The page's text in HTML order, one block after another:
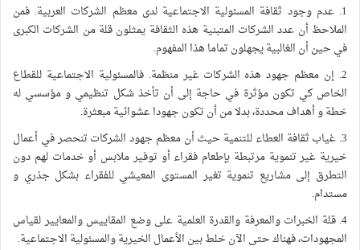
1. عدم وجود ثقافة المسئولية الاجتماعية لدى معظم الشركات العربية. فمن
الملاحظ أن عدد الشركات المتبنية هذه الثقافة يمثلون قلة من الشركات الكبرى
في حين أن الغالبية يجهلون تماما هذا المفهوم.
2. إن معظم جهود هذه الشركات غير منظمة. فالمسئولية الاجتماعية للقطاع
الخاص كي تكون مؤثرة في حاجة إلى أن تأخذ شكل تنظيمي و مؤسسي له
خطة و أهداف محددة، بدلا من أن تكون جهودا عشوائية مبعثرة.
3. غياب ثقافة العطاء للتنمية حيث أن معظم جهود الشركات تنحصر في أعمال
خيرية غير تنموية مرتبطة بإطعام فقراء أو توفير ملابس أو خدمات لهم دون
التطرق إلى مشاريع تنموية تغير المستوى المعيشي للفقراء بشكل جذري و
مستدام.
4. قلة الخبرات والمعرفة والقدرة العلمية على وضع المقاييس والمعايير لقياس
المجهودات، فهناك حتى الآن خلط بين الأعمال الخيرية والمسئولية الاجتماعية.